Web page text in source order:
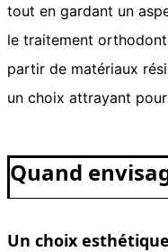
tout en gardant un
le traitement
partir de matériaux
un choix attrayant
Quand
Un choix